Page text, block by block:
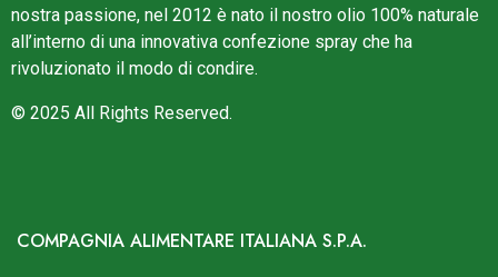
nostra passione, nel 2012 è nato il nostro olio 100% naturale
all’interno di una innovativa confezione spray che ha
rivoluzionato il modo di condire.
© 2025 All Rights Reserved.
COMPAGNIA ALIMENTARE ITALIANA S.P.A.